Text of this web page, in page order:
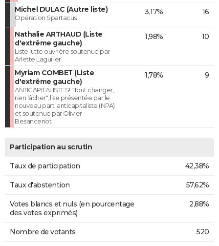
Michel DULAC (Autre liste)
Opération Spartacus
3,17% 16
Nathalie ARTHAUD (Liste
d'extrême gauche)
Liste lutte ouvrière soutenue par
Arlette Laguiller
1,98% 10
Myriam COMBET (Liste
d'extrême gauche)
ANTICAPITALISTES! "Tout changer,
rien lâcher", lise présentée par le
nouveau parti anticapitaliste (NPA)
et soutenue par Olivier
Besancenot.
1,78% 9
Participation au scrutin
Taux de participation 42,38%
Taux d'abstention 57,62%
Votes blancs et nuls (en pourcentage
des votes exprimés)
2,88%
Nombre de votants 520